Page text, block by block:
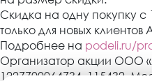
Скидка на одну покупку с
только для новых
Подробнее на podeli.ru/
Организатор акции ООО
1227700064734, 115432,